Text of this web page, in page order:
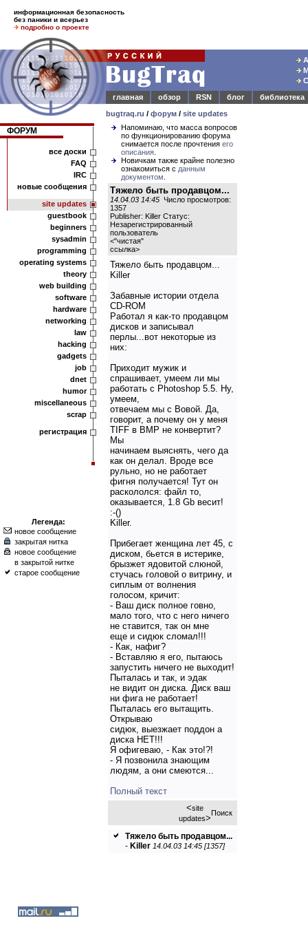
информационная безопасность
без паники и всерьез
подробно о проекте
главная
обзор RSN блог
библиотека
bugtraq.ru / форум / site updates
ФОРУМ
все доски
FAQ
IRC
новые сообщения
site updates
guestbook
beginners
sysadmin
programming
operating systems
theory
web building
software
hardware
networking
law
hacking
gadgets
job
dnet
humor
miscellaneous
scrap
регистрация
Легенда:
новое сообщение
закрытая нитка
новое сообщение
в закрытой нитке
старое сообщение
Напоминаю, что масса вопросов
по функционированию форума
снимается после прочтения его
описания
Новичкам также крайне полезно
ознакомиться с данным
документом
Тяжело быть продавцом...
14.04.03 14:45 Число просмотров:
1357
Publisher: Killer Статус:
Незарегистрированный
пользователь
<"чистая"
ссылка>
Тяжело быть продавцом...
Killer
Забавные истории отдела
CD-ROM
Работал я как-то продавцом
дисков и записывал
перлы...вот некоторые из
них:
Приходит мужик и
спрашивает, умеем ли мы
работать с Photoshop 5.5. Ну,
умеем,
отвечаем мы с Вовой. Да,
говорит, а почему он у меня
TIFF в BMP не конвертит?
Мы
начинаем выяснять, чего да
как он делал. Вроде все
рульно, но не работает
фигня получается! Тут он
раскололся: файл то,
оказывается, 1.8 Gb весит!
:-()
Killer.
Прибегает женщина лет 45, с
диском, бьется в истерике,
брызжет ядовитой слюной,
стучась головой о витрину, и
сиплым от волнения
голосом, кричит:
- Ваш диск полное говно,
мало того, что с него ничего
не ставится, так он мне
еще и сидюк сломал!!!
- Как, нафиг?
- Вставляю я его, пытаюсь
запустить ничего не выходит!
Пыталась и так, и эдак
не видит он диска. Диск ваш
ни фига не работает!
Пыталась его вытащить.
Открываю
сидюк, выезжает поддон а
диска НЕТ!!!
Я офигеваю, - Как это!?!
- Я позвонила знающим
людям, а они смеются...
Полный текст
<site
updates>Поиск
Тяжело быть продавцом...
- Killer 14.04.03 14:45 [1357]